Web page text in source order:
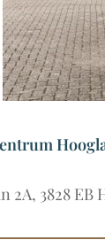
2A, 3828 EB